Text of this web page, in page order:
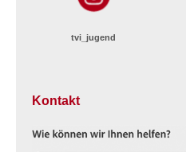
tvi_jugend
Kontakt